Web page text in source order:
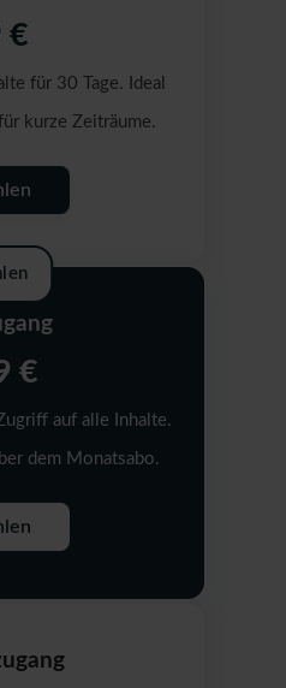
€
für 30 Tage. Ideal
kurze Zeiträume.
€
auf alle Inhalte.
dem Monatsabo.